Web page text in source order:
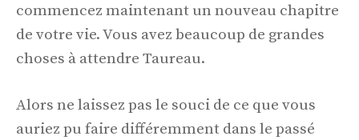
commencez maintenant un nouveau chapitre
de votre vie. Vous avez beaucoup de grandes
choses à attendre Taureau.
Alors ne laissez pas le souci de ce que vous
auriez pu faire différemment dans le passé